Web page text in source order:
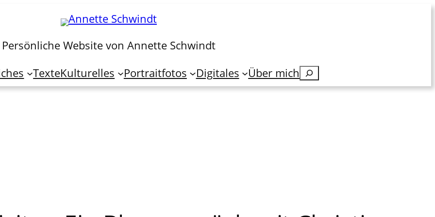
Persönliche Website von Annette Schwindt
TexteKulturelles Portraitfotos Digitales Über mich Suchen